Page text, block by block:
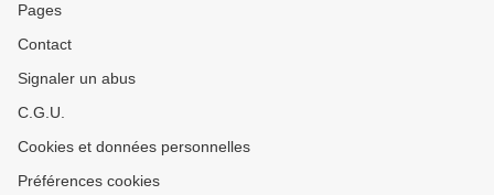
Pages
Contact
Signaler un abus
C.G.U.
Cookies et données personnelles
Préférences cookies